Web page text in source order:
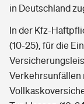
in Deutschland
In der Kfz-
(10-25), für die
Verkehrsunfällen